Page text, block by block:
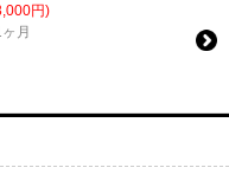
円)
月